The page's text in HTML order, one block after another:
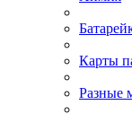
Карты
Разные